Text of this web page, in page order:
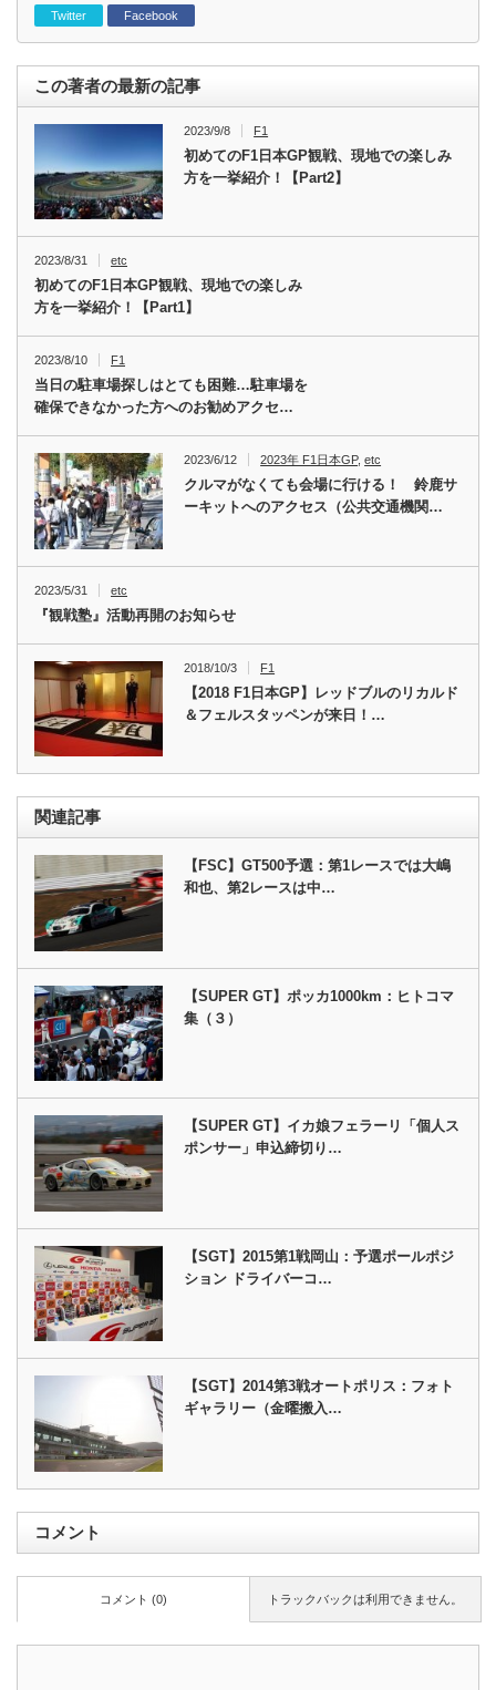
Twitter Facebook
この著者の最新の記事
2023/9/8 F1
初めてのF1日本GP観戦、現地での楽しみ
方を一挙紹介！【Part2】
2023/8/31 etc
初めてのF1日本GP観戦、現地での楽しみ
方を一挙紹介！【Part1】
2023/8/10 F1
当日の駐車場探しはとても困難…駐車場を
確保できなかった方へのお勧めアクセ…
2023/6/12 2023年 F1日本GP,etc
クルマがなくても会場に行ける！ 鈴鹿サ
ーキットへのアクセス（公共交通機関…
2023/5/31 etc
『観戦塾』活動再開のお知らせ
2018/10/3 F1
【2018 F1日本GP】レッドブルのリカルド
＆フェルスタッペンが来日！…
関連記事
【FSC】GT500予選：第1レースでは大嶋
和也、第2レースは中…
【SUPER GT】ポッカ1000km：ヒトコマ
集（３）
【SUPER GT】イカ娘フェラーリ「個人ス
ポンサー」申込締切り…
【SGT】2015第1戦岡山：予選ポールポジ
ション ドライバーコ…
【SGT】2014第3戦オートポリス：フォト
ギャラリー（金曜搬入…
コメント
トラックバックは利用できません。
コメント (0)